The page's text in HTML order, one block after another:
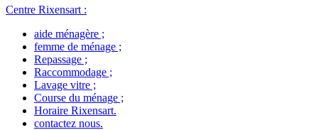
Centre Rixensart :
aide ménagère ;
femme de ménage ;
Repassage ;
Raccommodage ;
Lavage vitre ;
Course du ménage ;
Horaire Rixensart.
contactez nous.